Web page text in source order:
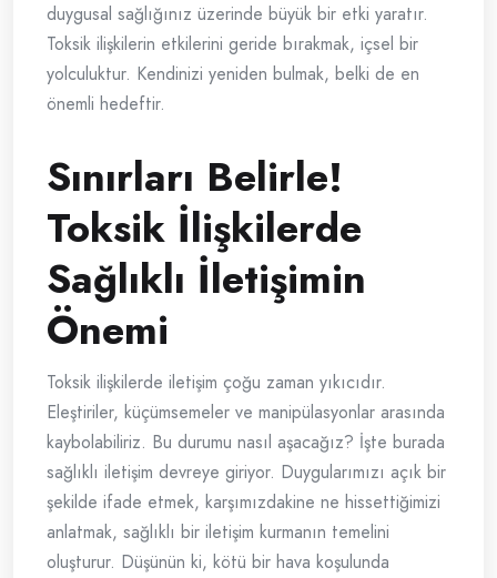
duygusal sağlığınız üzerinde büyük bir etki yaratır.
Toksik ilişkilerin etkilerini geride bırakmak, içsel bir
yolculuktur. Kendinizi yeniden bulmak, belki de en
önemli hedeftir.
Sınırları Belirle!
Toksik İlişkilerde
Sağlıklı İletişimin
Önemi
Toksik ilişkilerde iletişim çoğu zaman yıkıcıdır.
Eleştiriler, küçümsemeler ve manipülasyonlar arasında
kaybolabiliriz. Bu durumu nasıl aşacağız? İşte burada
sağlıklı iletişim devreye giriyor. Duygularımızı açık bir
şekilde ifade etmek, karşımızdakine ne hissettiğimizi
anlatmak, sağlıklı bir iletişim kurmanın temelini
oluşturur. Düşünün ki, kötü bir hava koşulunda